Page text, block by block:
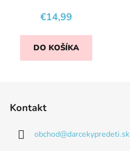
€14,99
DO KOŠÍKA
Kontakt
obchod@darcekypredeti.sk